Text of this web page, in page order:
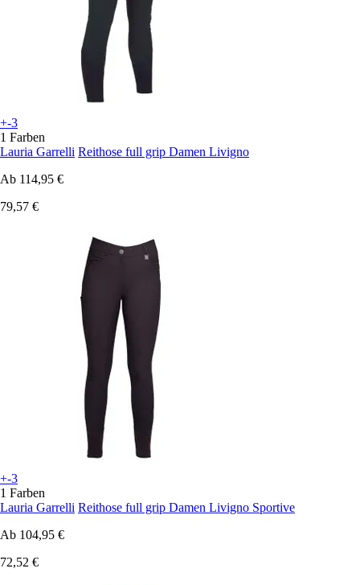
+-3
1 Farben
Lauria Garrelli Reithose full grip Damen Livigno
Ab 114,95 €
79,57 €
+-3
1 Farben
Lauria Garrelli Reithose full grip Damen Livigno Sportive
Ab 104,95 €
72,52 €